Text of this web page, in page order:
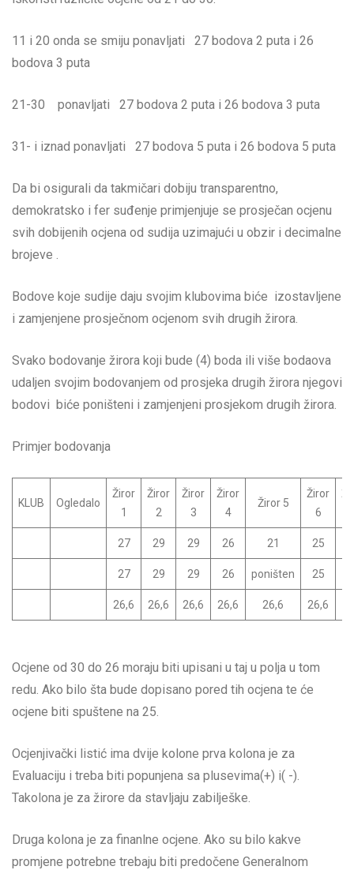
11 i 20 onda se smiju ponavljati 27 bodova 2 puta i 26
bodova 3 puta
21-30 ponavljati 27 bodova 2 puta i 26 bodova 3 puta
31- i iznad ponavljati 27 bodova 5 puta i 26 bodova 5 puta
Da bi osigurali da takmičari dobiju transparentno,
demokratsko i fer suđenje primjenjuje se prosječan ocjenu
svih dobijenih ocjena od sudija uzimajući u obzir i decimalne
brojeve .
Bodove koje sudije daju svojim klubovima biće izostavljene
i zamjenjene prosječnom ocjenom svih drugih žirora.
Svako bodovanje žirora koji bude (4) boda ili više bodaova
udaljen svojim bodovanjem od prosjeka drugih žirora njegovi
bodovi biće poništeni i zamjenjeni prosjekom drugih žirora.
Primjer bodovanja
KLUB Ogledalo
Žiror
1
Žiror
2
Žiror
3
Žiror
4
Žiror 5
Žiror
6
27 29 29 26 21 25
27 29 29 26 poništen 25
26,6 26,6 26,6 26,6 26,6 26,6
Ocjene od 30 do 26 moraju biti upisani u taj u polja u tom
redu. Ako bilo šta bude dopisano pored tih ocjena te će
ocjene biti spuštene na 25.
Ocjenjivački listić ima dvije kolone prva kolona je za
Evaluaciju i treba biti popunjena sa plusevima(+) i( -).
Takolona je za žirore da stavljaju zabilješke.
Druga kolona je za finanlne ocjene. Ako su bilo kakve
promjene potrebne trebaju biti predočene Generalnom